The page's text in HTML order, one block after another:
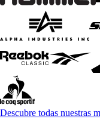
Descubre todas nuestras